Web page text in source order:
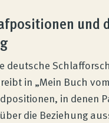
und
deutsche
in „Mein Buch
in denen
die Beziehung